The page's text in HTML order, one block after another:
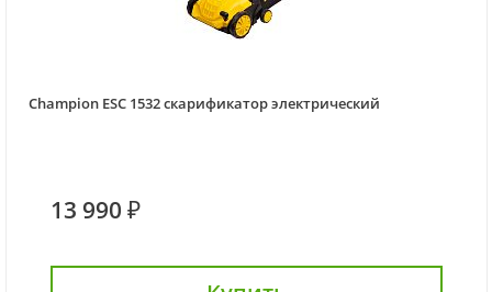
Champion ESC 1532 скарификатор электрический
13 990 ₽